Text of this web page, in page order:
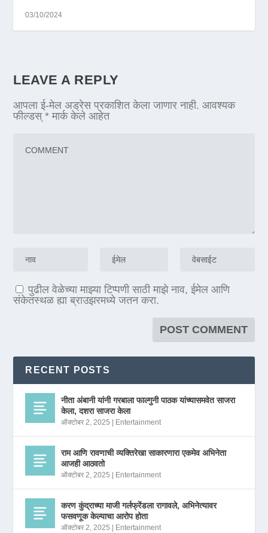
03/10/2024
LEAVE A REPLY
आपला ई-मेल अड्रेस प्रकाशित केला जाणार नाही. आवश्यक
फील्डस्* मार्क केले आहेत
पुढील वेळेच्या माझ्या टिप्पणी साठी माझे नाव, ईमेल आणि
संकेतस्थळ ह्या ब्राउझरमध्ये जतन करा.
RECENT POSTS
नीता अंबानी यांनी गरबाला फाल्गुनी पाठक यांच्यासमवेत साजरा
केला, दशरा साजरा केला
ऑक्टोबर 2, 2025 Entertainment
राम आणि रावणाची व्यक्तिरेखा साकारणारा एकमेव अभिनेता
आजही आठवतो
ऑक्टोबर 2, 2025 Entertainment
करण कुंद्राच्या माजी गर्लफ्रेंडला रागावले, अभिनेत्यावर
फसवणूक केल्याचा आरोप होता
ऑक्टोबर 2, 2025 Entertainment